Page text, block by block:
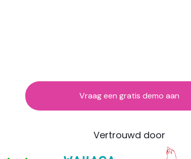
Vraag een gratis demo aan
Vertrouwd door